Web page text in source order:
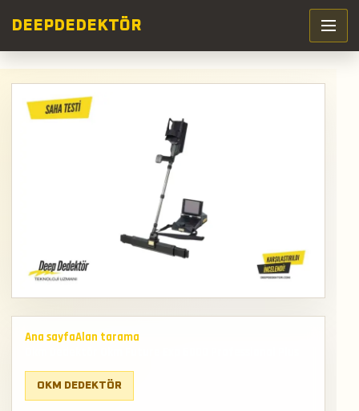
DEEP DEDEKTÖR
Ana sayfaAlan tarama
OKM DEDEKTÖR